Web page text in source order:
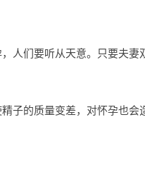
人们要听从天意。只要夫
子的质量变差，对怀孕也会